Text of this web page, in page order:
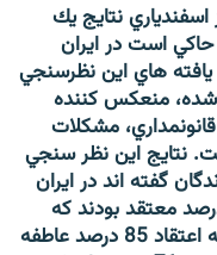
اسفندياري نتايج يك
است در ايران
هاي اين نظرسنجي
شده، منعكس كننده
مشكلات
نتايج اين نظر سنجي
شوندگان گفته اند در ايران
جاي ضوابط را گرفته است. 94 درصد معتقد بودند كه
مشكلات جوانان روبه افزايش است و به اعتقاد 85 درصد عاطفه